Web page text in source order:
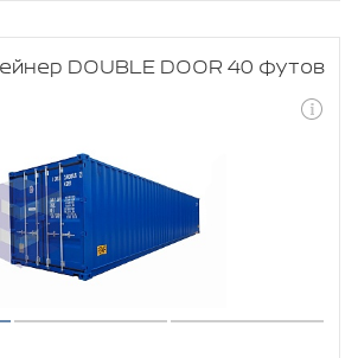
DOUBLE DOOR 40 футов